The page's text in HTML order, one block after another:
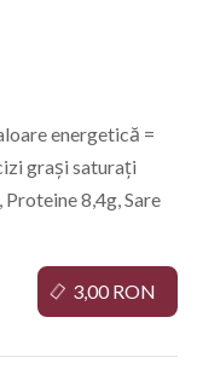
energetică =
grași saturați
8,4g, Sare